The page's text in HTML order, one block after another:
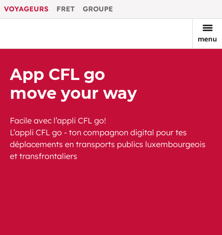
VOYAGEURS FRET GROUPE
menu
App CFL go
move your way
Facile avec l’appli CFL go!
L’appli CFL go - ton compagnon digital pour tes
déplacements en transports publics luxembourgeois
et transfrontaliers